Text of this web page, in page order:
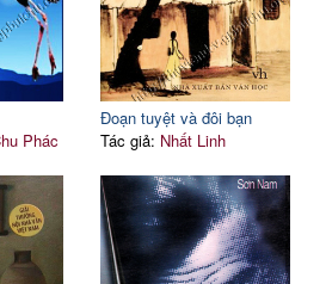
Phác
Đoạn tuyệt và đôi bạn
Tác giả: Nhất Linh